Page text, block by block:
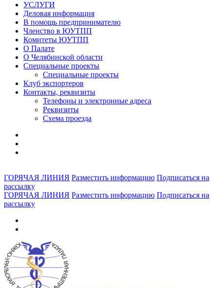
УСЛУГИ
Деловая информация
В помощь предпринимателю
Членство в ЮУТПП
Комитеты ЮУТПП
О Палате
О Челябинской области
Специальные проекты
Специальные проекты
Клуб экспортеров
Контакты, реквизиты
Телефоны и электронные адреса
Реквизиты
Схема проезда
ГОРЯЧАЯ ЛИНИЯ Разместить информацию Подписаться на
рассылку
ГОРЯЧАЯ ЛИНИЯ Разместить информацию Подписаться на
рассылку